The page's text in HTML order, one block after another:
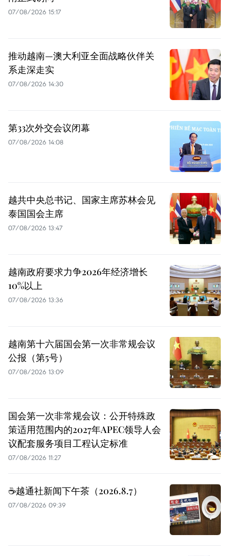
07/08/2026 15:17
推动越南—澳大利亚全面战略伙伴关
系走深走实
07/08/2026 14:30
第33次外交会议闭幕
07/08/2026 14:08
越共中央总书记、国家主席苏林会见
泰国国会主席
07/08/2026 13:47
越南政府要求力争2026年经济增长
10%以上
07/08/2026 13:36
越南第十六届国会第一次非常规会议
公报（第5号）
07/08/2026 13:09
国会第一次非常规会议：公开特殊政
策适用范围内的2027年APEC领导人会
议配套服务项目工程认定标准
07/08/2026 11:27
☕️越通社新闻下午茶（2026.8.7）
07/08/2026 09:39